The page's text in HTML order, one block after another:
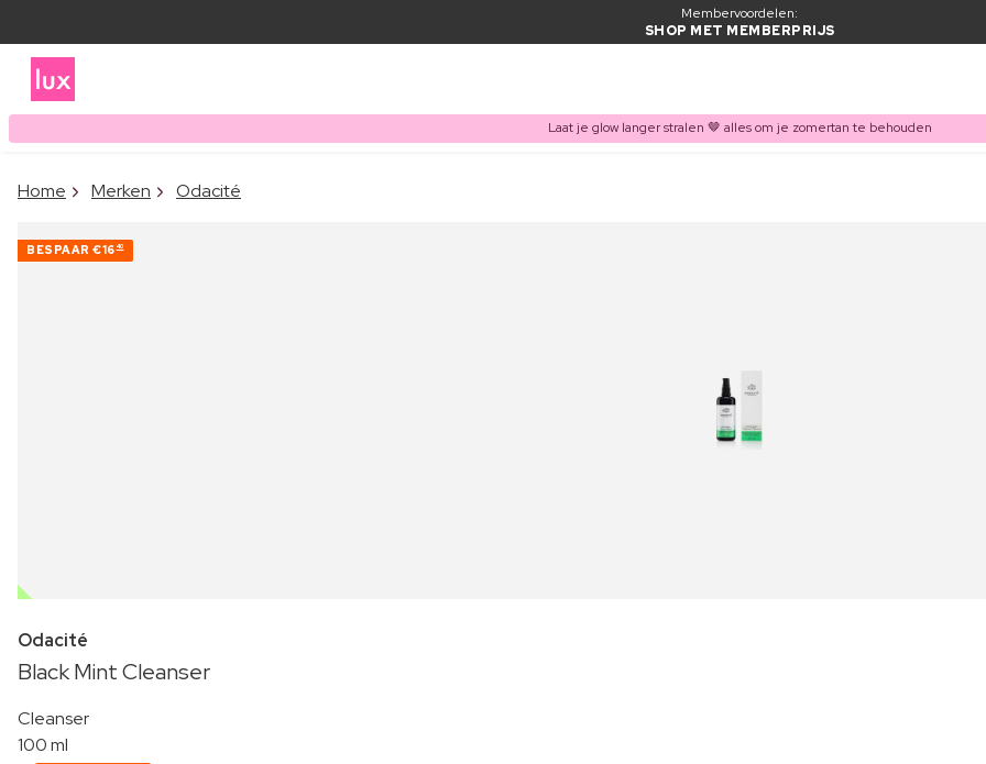
Membervoordelen:
SHOP MET MEMBERPRIJS
Laat je glow langer stralen 🤎 alles om je zomertan te behouden
Home Merken Odacité
BESPAAR €16 40
OUTLET
Odacité
Black Mint Cleanser
Cleanser
100 ml